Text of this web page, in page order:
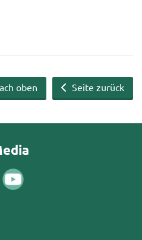
Seite zurück
oben